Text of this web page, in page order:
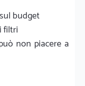
budget
filtri
non piacere a